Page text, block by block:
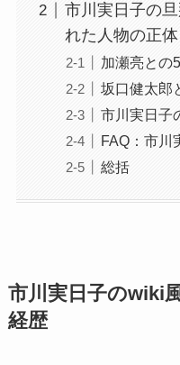
市川実日子の
れた人物の正体
加瀬亮との
坂口健太郎
市川実日子
FAQ：市川
総括
市川実日子のwiki
経歴